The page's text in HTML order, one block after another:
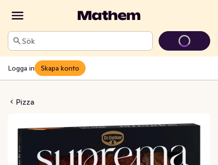
Sök
Logga in Skapa konto
PizzaNduja Fryst